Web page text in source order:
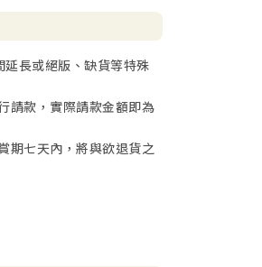
長或絕版、缺貨等特殊
請款，實際請款金額即為
期七天內，將與欲退貨之